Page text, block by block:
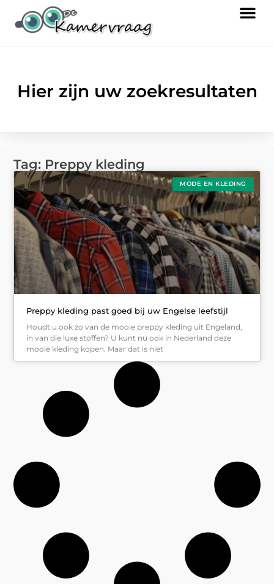
Hier zijn uw zoekresultaten
Tag: Preppy kleding
MODE EN KLEDING
Preppy kleding past goed bij uw Engelse leefstijl
Houdt u ook zo van de mooie preppy kleding uit Engeland,
in van die luxe stoffen? U kunt nu ook in Nederland deze
mooie kleding kopen. Maar dat is niet